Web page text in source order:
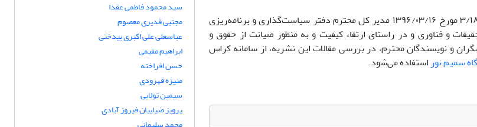
با توجه به نامه شماره ۳/۱۸/۵۳۱۲ مورخ ۱۳۹۶/۰۳/۱۶ مدیر کل محترم دفتر سیاست‌گذاری و برنامه‌ریزی
و فناوری و در راستای ارتقاء کیفیت و به منظور صیانت از حقوق و
و نویسندگان محترم، در بررسی مقالات این نشریه، از سامانه کراس
سمیم نوراستفاده می‌شود.
سید محمود فاطمی عقدا
مجتبی قدیری معصوم
عباسعلی علی اکبری بیدختی
ابراهیم مقیمی
حسن افراخته
منیژه قهرودی
سیمین تولایی
‍‍‍‍‍‍‍‍‍‍‍‍‍‍‍‍‍‍‍‍‍‍‍‍‍‍‍‍‍پرویز ضیاییان فیروز آبادی